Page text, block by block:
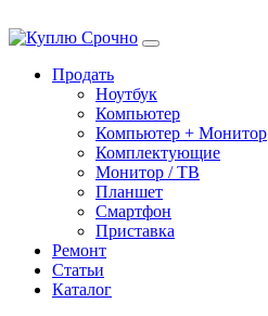
Продать
Ноутбук
Компьютер
Компьютер + Монитор
Комплектующие
Монитор / ТВ
Планшет
Смартфон
Приставка
Ремонт
Статьи
Каталог